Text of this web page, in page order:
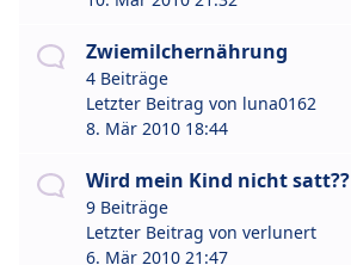
Zwiemilchernährung
4 Beiträge
Letzter Beitrag von luna0162
8. Mär 2010 18:44
Wird mein Kind nicht satt??
9 Beiträge
Letzter Beitrag von verlunert
6. Mär 2010 21:47